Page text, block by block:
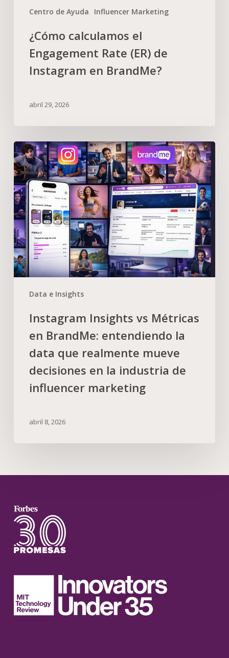
Centro de Ayuda Influencer Marketing
¿Cómo calculamos el
Engagement Rate (ER) de
Instagram en BrandMe?
abril 29, 2026
Data e Insights
Instagram Insights vs Métricas
en BrandMe: entendiendo la
data que realmente mueve
decisiones en la industria de
influencer marketing
abril 8, 2026